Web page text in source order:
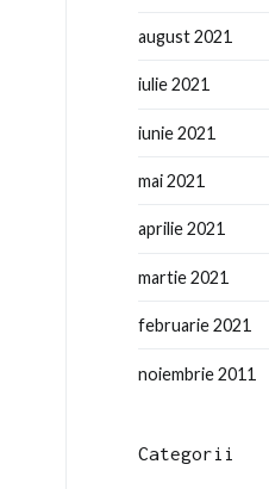
august 2021
iulie 2021
iunie 2021
mai 2021
aprilie 2021
martie 2021
februarie 2021
noiembrie 2011
Categorii